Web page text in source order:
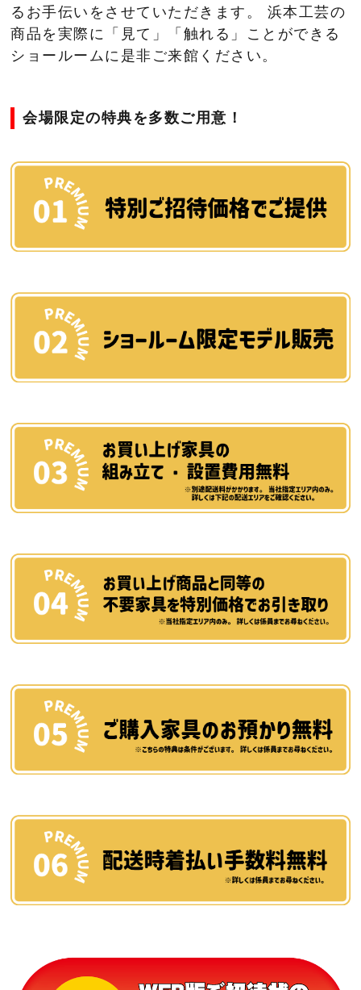
るお手伝いをさせていただきます。 浜本工芸の
商品を実際に「見て」「触れる」ことができる
ショールームに是非ご来館ください。
会場限定の特典を多数ご用意！